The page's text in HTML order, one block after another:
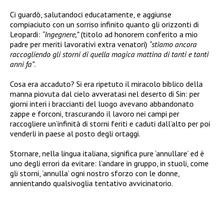
Ci guardò, salutandoci educatamente, e aggiunse
compiaciuto con un sorriso infinito quanto gli orizzonti di
Leopardi: “Ingegnere,”(titolo ad honorem conferito a mio
padre per meriti lavorativi extra venatori) “stiamo ancora
raccogliendo gli storni di quella magica mattina di tanti e tanti
anni fa”.
Cosa era accaduto? Si era ripetuto il miracolo biblico della
manna piovuta dal cielo avveratasi nel deserto di Sin: per
giorni interi i braccianti del luogo avevano abbandonato
zappe e forconi, trascurando il lavoro nei campi per
raccogliere un’infinità di storni feriti e caduti dall’alto per poi
venderli in paese al posto degli ortaggi.
Stornare, nella lingua italiana, significa pure ‘annullare’ ed è
uno degli errori da evitare: l’andare in gruppo, in stuoli, come
gli storni, ‘annulla’ ogni nostro sforzo con le donne,
annientando qualsivoglia tentativo avvicinatorio.